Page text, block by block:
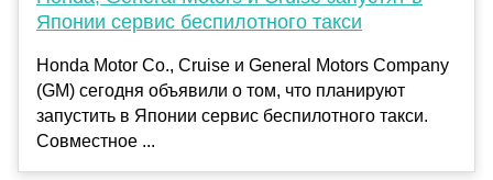
Японии сервис беспилотного такси
Honda Motor Co., Cruise и General Motors Company
(GM) сегодня объявили о том, что планируют
запустить в Японии сервис беспилотного такси.
Совместное ...